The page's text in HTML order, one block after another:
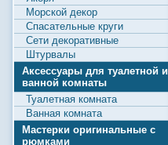
Морской декор
Спасательные круги
Сети декоративные
Штурвалы
Аксессуары для туалетной и
ванной комнаты
Туалетная комната
Ванная комната
Мастерки оригинальные с
рюмками